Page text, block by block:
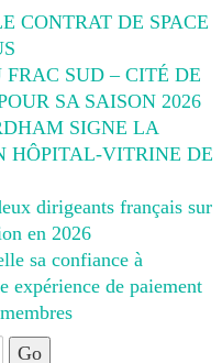
CONTRAT DE SPACE
SUD – CITÉ DE
SA SAISON 2026
SIGNE LA
HÔPITAL-VITRINE DE
dirigeants français sur
en 2026
sa confiance à
expérience de paiement